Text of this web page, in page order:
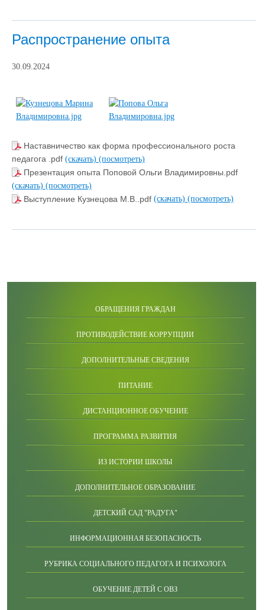
Распространение опыта
30.09.2024
Наставничество как форма профессионального роста
педагога .pdf (скачать) (посмотреть)
Презентация опыта Поповой Ольги Владимировны.pdf
(скачать) (посмотреть)
Выступление Кузнецова М.В..pdf (скачать) (посмотреть)
ОБРАЩЕНИЯ ГРАЖДАН
ПРОТИВОДЕЙСТВИЕ КОРРУПЦИИ
ДОПОЛНИТЕЛЬНЫЕ СВЕДЕНИЯ
ПИТАНИЕ
ДИСТАНЦИОННОЕ ОБУЧЕНИЕ
ПРОГРАММА РАЗВИТИЯ
ИЗ ИСТОРИИ ШКОЛЫ
ДОПОЛНИТЕЛЬНОЕ ОБРАЗОВАНИЕ
ДЕТСКИЙ САД "РАДУГА"
ИНФОРМАЦИОННАЯ БЕЗОПАСНОСТЬ
РУБРИКА СОЦИАЛЬНОГО ПЕДАГОГА И ПСИХОЛОГА
ОБУЧЕНИЕ ДЕТЕЙ С ОВЗ